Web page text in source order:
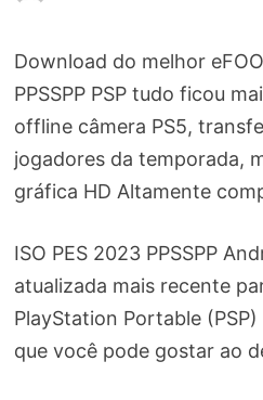
Download do melhor
PPSSPP PSP tudo ficou
offline câmera PS5,
jogadores da temporada,
gráfica HD Altamente
ISO PES 2023 PPSSPP
atualizada mais recente
PlayStation Portable
que você pode gostar ao